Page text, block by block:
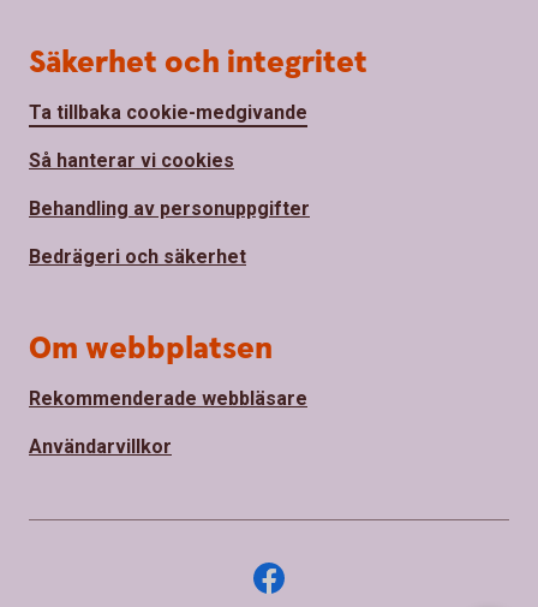
Säkerhet och integritet
Ta tillbaka cookie-medgivande
Så hanterar vi cookies
Behandling av personuppgifter
Bedrägeri och säkerhet
Om webbplatsen
Rekommenderade webbläsare
Användarvillkor